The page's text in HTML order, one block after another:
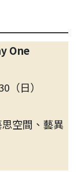
One
（日）
空間、藝異